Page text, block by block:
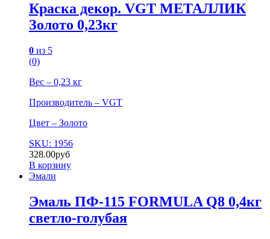
Краска декор. VGT МЕТАЛЛИК
Золото 0,23кг
0 из 5
(0)
Вес – 0,23 кг
Производитель – VGT
Цвет – Золото
SKU: 1956
328.00руб
В корзину
Эмали
Эмаль ПФ-115 FORMULA Q8 0,4кг
светло-голубая